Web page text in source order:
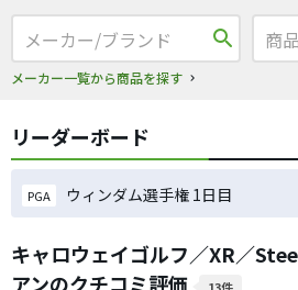
search
メーカー一覧から商品を探す
リーダーボード
PGA ウィンダム選手権 1日目
キャロウェイゴルフ／XR／
アンのクチコミ評価